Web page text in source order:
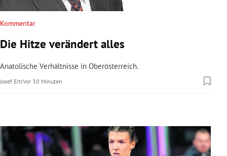
Untermenü
Untermenü
Untermenü
Kommentar
Die Hitze verändert alles
Anatolische Verhältnisse in Oberösterreich.
Josef ErtlVor 30 Minuten